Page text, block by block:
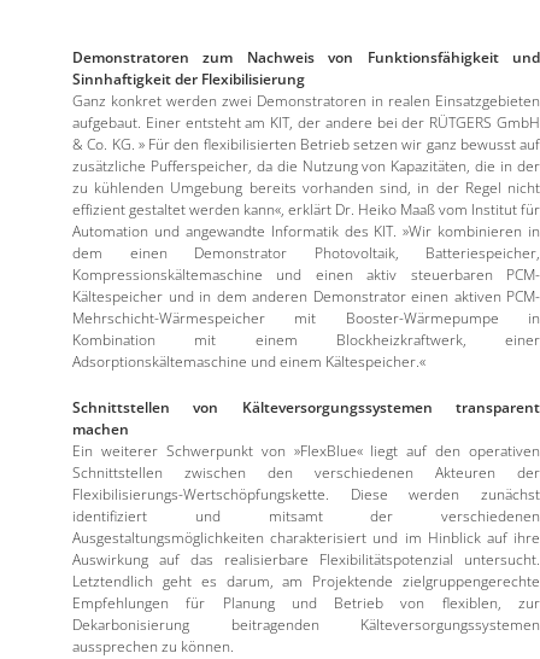
Demonstratoren zum Nachweis von Funktionsfähigkeit und
Sinnhaftigkeit der Flexibilisierung
Ganz konkret werden zwei Demonstratoren in realen Einsatzgebieten
aufgebaut. Einer entsteht am KIT, der andere bei der RÜTGERS GmbH
& Co. KG. » Für den flexibilisierten Betrieb setzen wir ganz bewusst auf
zusätzliche Pufferspeicher, da die Nutzung von Kapazitäten, die in der
zu kühlenden Umgebung bereits vorhanden sind, in der Regel nicht
effizient gestaltet werden kann«, erklärt Dr. Heiko Maaß vom Institut für
Automation und angewandte Informatik des KIT. »Wir kombinieren in
dem einen Demonstrator Photovoltaik, Batteriespeicher,
Kompressionskältemaschine und einen aktiv steuerbaren PCM-
Kältespeicher und in dem anderen Demonstrator einen aktiven PCM-
Mehrschicht-Wärmespeicher mit Booster-Wärmepumpe in
Kombination mit einem Blockheizkraftwerk, einer
Adsorptionskältemaschine und einem Kältespeicher.«
Schnittstellen von Kälteversorgungssystemen transparent
machen
Ein weiterer Schwerpunkt von »FlexBlue« liegt auf den operativen
Schnittstellen zwischen den verschiedenen Akteuren der
Flexibilisierungs-Wertschöpfungskette. Diese werden zunächst
identifiziert und mitsamt der verschiedenen
Ausgestaltungsmöglichkeiten charakterisiert und im Hinblick auf ihre
Auswirkung auf das realisierbare Flexibilitätspotenzial untersucht.
Letztendlich geht es darum, am Projektende zielgruppengerechte
Empfehlungen für Planung und Betrieb von flexiblen, zur
Dekarbonisierung beitragenden Kälteversorgungssystemen
aussprechen zu können.